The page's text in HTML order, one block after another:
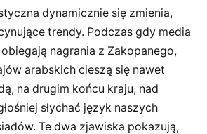
dynamicznie się zmienia,
trendy. Podczas gdy media
nagrania z Zakopanego,
arabskich cieszą się nawet
na drugim końcu kraju, nad
słychać język naszych
Te dwa zjawiska pokazują,